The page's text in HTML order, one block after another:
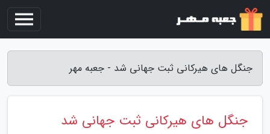
جنگل های هیرکانی ثبت جهانی شد - جعبه مهر
جنگل های هیرکانی ثبت جهانی شد